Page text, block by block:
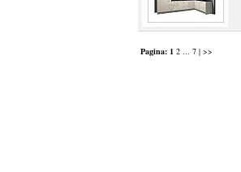
Pagina: 1 2 ... 7 | >>